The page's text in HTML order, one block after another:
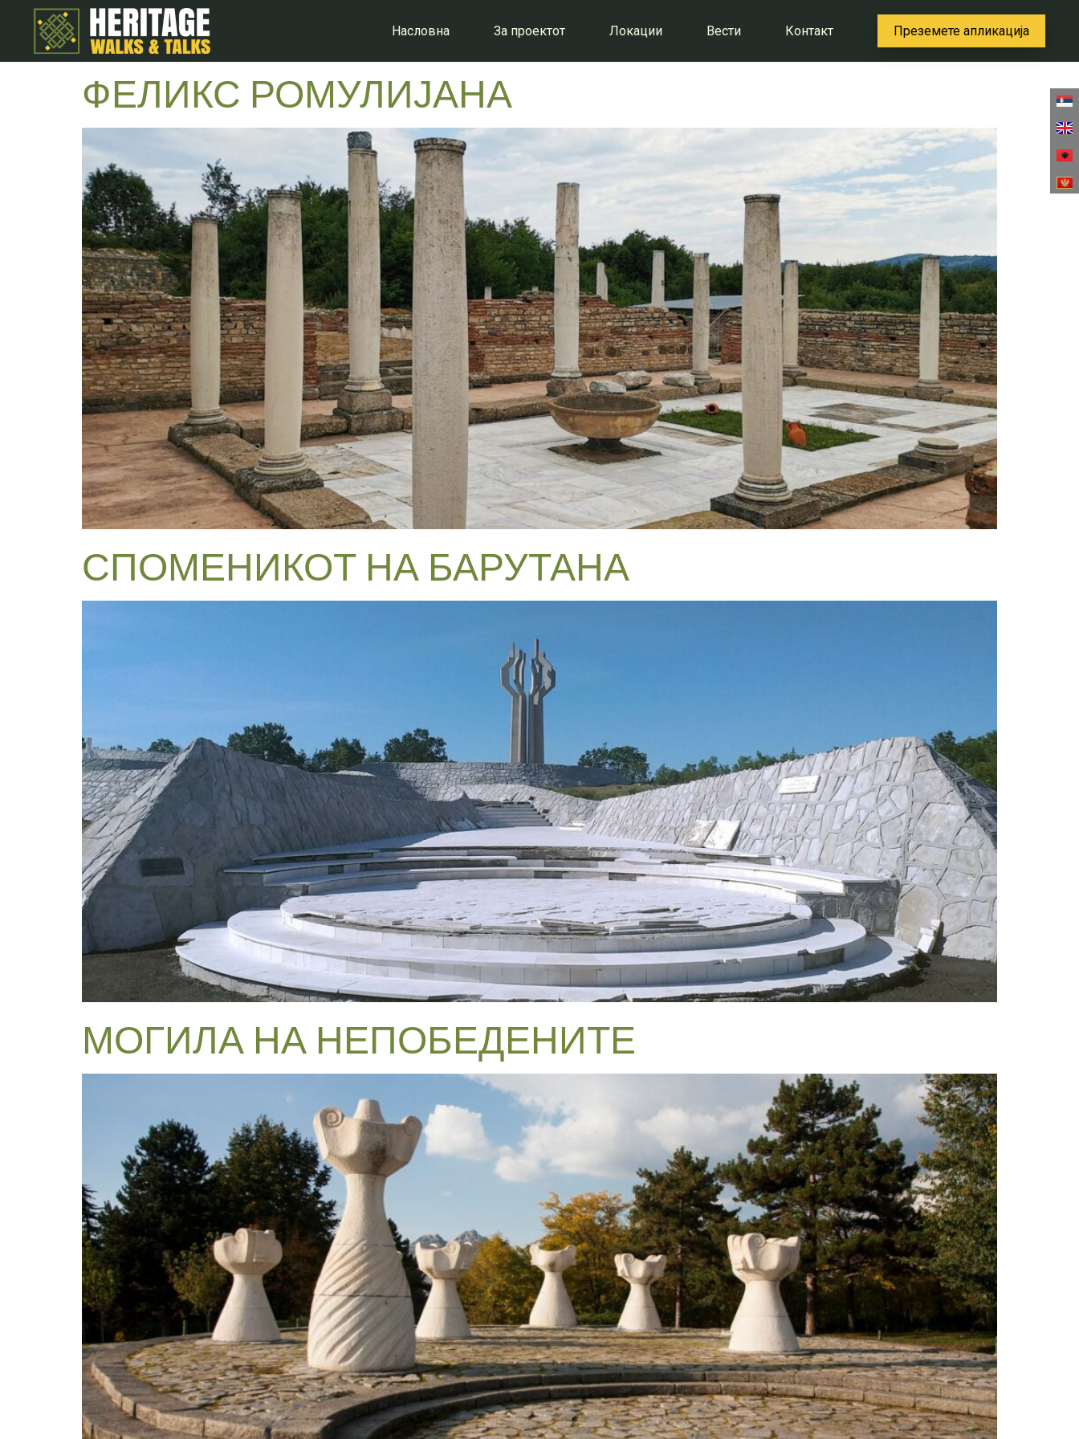
Насловна За проектот Локации Вести Контакт Преземете апликација
ФЕЛИКС РОМУЛИЈАНА
СПОМЕНИКОТ НА БАРУТАНА
МОГИЛА НА НЕПОБЕДЕНИТЕ